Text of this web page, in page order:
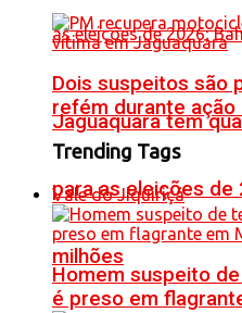
Jaguaquara tem
para as eleições de
milhões
Dois suspeitos são
refém durante ação
Trending Tags
Vale do Jiquiriçá
Homem suspeito
é preso em